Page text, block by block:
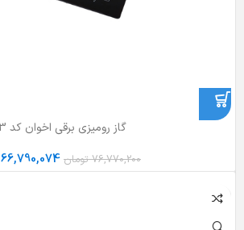
گاز رومیزی برقی اخوان کد GE3
76,770,200 تومان 66,790,074